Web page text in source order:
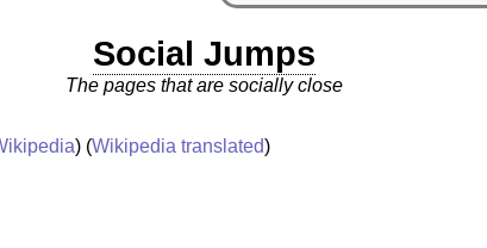
Social Jumps
The pages that are socially close
) (Wikipedia translated)